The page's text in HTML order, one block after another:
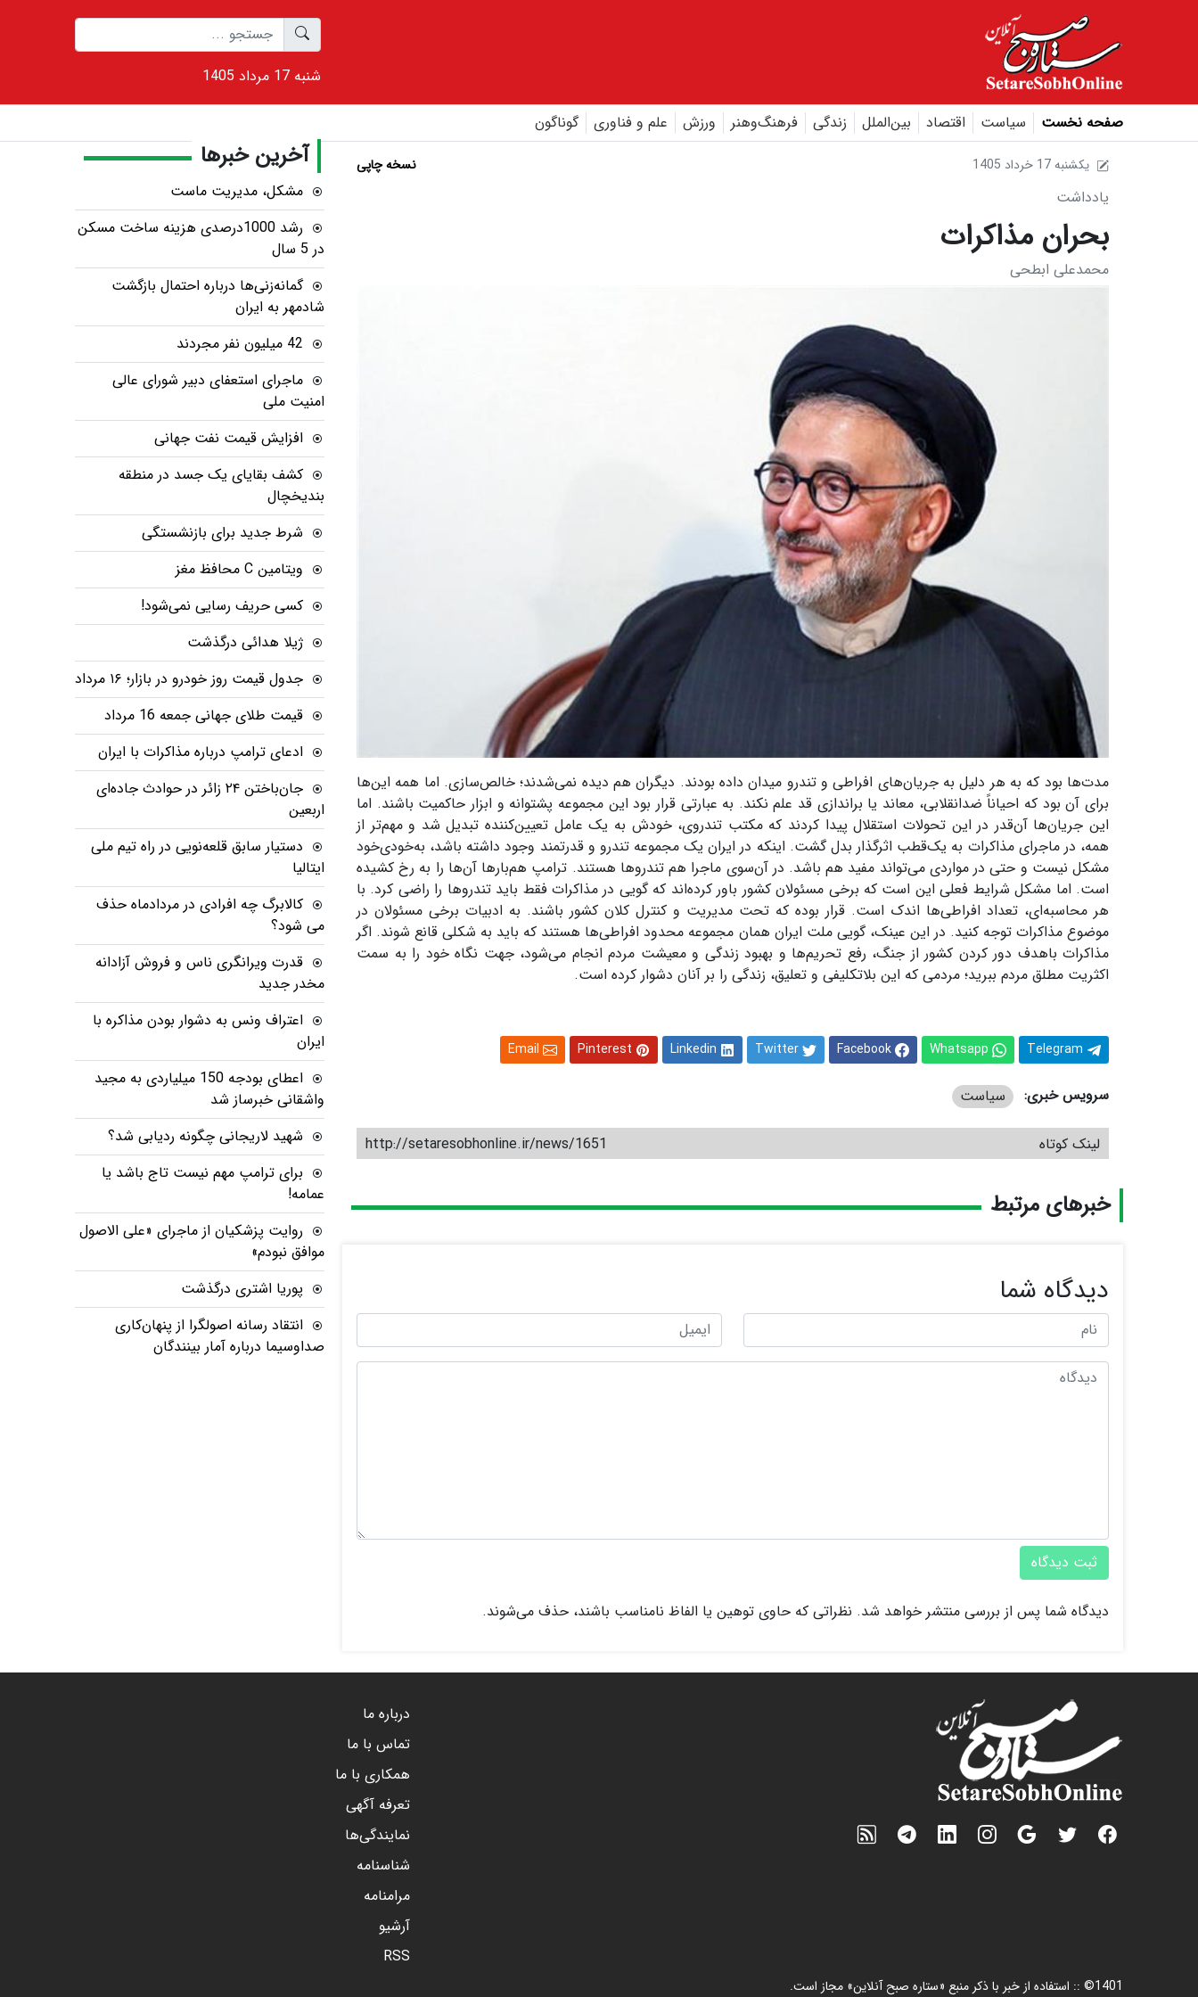
1405 شنبه 17 مرداد
صفحه نخست سیاست اقتصاد بین‌الملل زندگی فرهنگ‌و‌هنر ورزش علم و فناوری گوناگون
1405 يکشنبه 17 خرداد نسخه چاپی
یادداشت
بحران مذاکرات
محمدعلی ابطحی
مدت‌ها بود که به هر دلیل به جریان‌های افراطی و تندرو میدان داده بودند. دیگران هم دیده نمی‌شدند؛ خالص‌سازی. اما همه این‌ها
برای آن بود که احیاناً ضدانقلابی، معاند یا براندازی قد علم نکند. به عبارتی قرار بود این مجموعه پشتوانه و ابزار حاکمیت باشند. اما
این جریان‌ها آن‌قدر در این تحولات استقلال پیدا کردند که مکتب تندروی، خودش به یک عامل تعیین‌کننده تبدیل شد و مهم‌تر از
همه، در ماجرای مذاکرات به یک‌قطب اثرگذار بدل گشت. اینکه در ایران یک مجموعه تندرو و قدرتمند وجود داشته باشد، به‌خودی‌خود
مشکل نیست و حتی در مواردی می‌تواند مفید هم باشد. در آن‌سوی ماجرا هم تندروها هستند. ترامپ هم‌بارها آن‌ها را به رخ کشیده
است. اما مشکل شرایط فعلی این است که برخی مسئولان کشور باور کرده‌اند که گویی در مذاکرات فقط باید تندروها را راضی کرد. با
هر محاسبه‌ای، تعداد افراطی‌ها اندک است. قرار بوده که تحت مدیریت و کنترل کلان کشور باشند. به ادبیات برخی مسئولان در
موضوع مذاکرات توجه کنید. در این عینک، گویی ملت ایران همان مجموعه محدود افراطی‌ها هستند که باید به شکلی قانع شوند. اگر
مذاکرات باهدف دور کردن کشور از جنگ، رفع تحریم‌ها و بهبود زندگی و معیشت مردم انجام می‌شود، جهت نگاه خود را به سمت
اکثریت مطلق مردم ببرید؛ مردمی که این بلاتکلیفی و تعلیق، زندگی را بر آنان دشوار کرده است.
Telegram
Whatsapp
Facebook
Twitter
Linkedin
Pinterest
Email
سرویس خبری: سیاست
لینک کوتاه http://setaresobhonline.ir/news/1651
خبرهای مرتبط
دیدگاه شما
ثبت دیدگاه
دیدگاه شما پس از بررسی منتشر خواهد شد. نظراتی که حاوی توهین یا الفاظ نامناسب باشند، حذف می‌شوند.
آخرین خبرها
مشکل، مدیریت ماست
رشد 1000درصدی هزینه ساخت مسکن
در 5 سال
گمانه‌زنی‌ها درباره احتمال بازگشت
شادمهر به ایران
42 میلیون نفر مجردند
ماجرای استعفای دبیر شورای عالی
امنیت ملی
افزایش قیمت نفت جهانی
کشف بقایای یک جسد در منطقه
بندیخچال
شرط جدید برای بازنشستگی
ویتامین C محافظ مغز
کسی حریف رسایی نمی‌شود!
ژیلا هدائی درگذشت
جدول قیمت روز خودرو در بازار؛ ۱۶ مرداد
قیمت طلای جهانی جمعه 16 مرداد
ادعای ترامپ درباره مذاکرات با ایران
جان‌باختن ۲۴ زائر در حوادث جاده‌ای
اربعین
دستیار سابق قلعه‌نویی در راه تیم ملی
ایتالیا
کالابرگ چه افرادی در مردادماه حذف
می شود؟
قدرت ویرانگری ناس و فروش آزادانه
مخدر جدید
اعتراف ونس به دشوار بودن مذاکره با
ایران
اعطای بودجه 150 میلیاردی به مجید
واشقانی خبرساز شد
شهید لاریجانی چگونه ردیابی شد؟
برای ترامپ مهم نیست تاج باشد یا
عمامه!
روایت پزشکیان از ماجرای «علی الاصول
موافق نبودم»
پوریا اشتری درگذشت
انتقاد رسانه اصولگرا از پنهان‌کاری
صداوسیما درباره آمار بینندگان
درباره ما
تماس با ما
همکاری با ما
تعرفه آگهی
نمایندگی‌ها
شناسنامه
مرامنامه
آرشیو
RSS
1401© :: استفاده از خبر با ذکر منبع «ستاره صبح آنلاین» مجاز است.